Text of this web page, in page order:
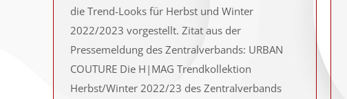
die Trend-Looks für Herbst und Winter
2022/2023 vorgestellt. Zitat aus der
Pressemeldung des Zentralverbands: URBAN
COUTURE Die H|MAG Trendkollektion
Herbst/Winter 2022/23 des Zentralverbands